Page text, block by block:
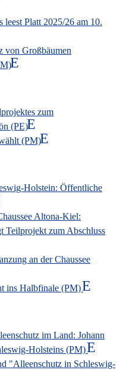
leest Platt 2025/26 am 10.
von Großbäumen
zum
(PE)
(PM)
Holstein: Öffentliche
Altona-Kiel:
Teilprojekt zum Abschluss
an der Chaussee
ins Halbfinale (PM)
im Land: Johann
Holsteins (PM)
"Alleenschutz in Schleswig-